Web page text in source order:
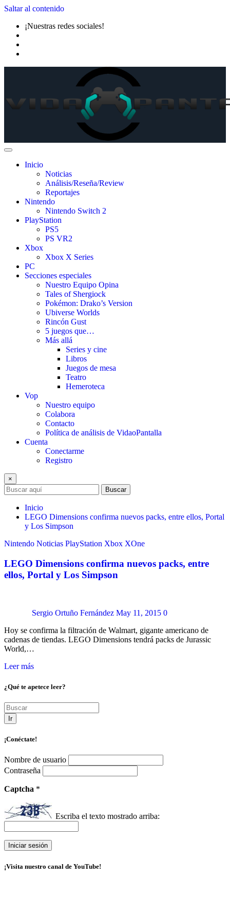
Saltar al contenido
¡Nuestras redes sociales!
Inicio
Noticias
Análisis/Reseña/Review
Reportajes
Nintendo
Nintendo Switch 2
PlayStation
PS5
PS VR2
Xbox
Xbox X Series
PC
Secciones especiales
Nuestro Equipo Opina
Tales of Shergiock
Pokémon: Drako’s Version
Ubiverse Worlds
Rincón Gust
5 juegos que…
Más allá
Series y cine
Libros
Juegos de mesa
Teatro
Hemeroteca
Vop
Nuestro equipo
Colabora
Contacto
Política de análisis de VidaoPantalla
Cuenta
Conectarme
Registro
×
Buscar
Inicio
LEGO Dimensions confirma nuevos packs, entre ellos, Portal
y Los Simpson
Nintendo Noticias PlayStation Xbox XOne
LEGO Dimensions confirma nuevos packs, entre
ellos, Portal y Los Simpson
Sergio Ortuño Fernández May 11, 2015 0
Hoy se confirma la filtración de Walmart, gigante americano de
cadenas de tiendas. LEGO Dimensions tendrá packs de Jurassic
World,…
Leer más
¿Qué te apetece leer?
Ir
¡Conéctate!
Nombre de usuario
Contraseña
Captcha *
Escriba el texto mostrado arriba:
¡Visita nuestro canal de YouTube!